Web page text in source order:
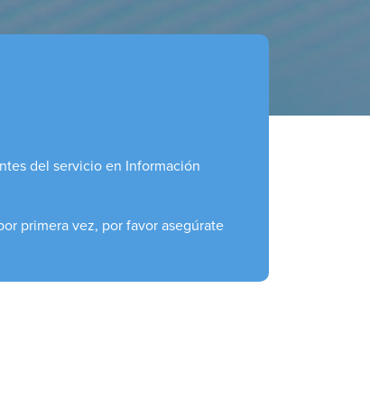
del servicio en Información
primera vez, por favor asegúrate